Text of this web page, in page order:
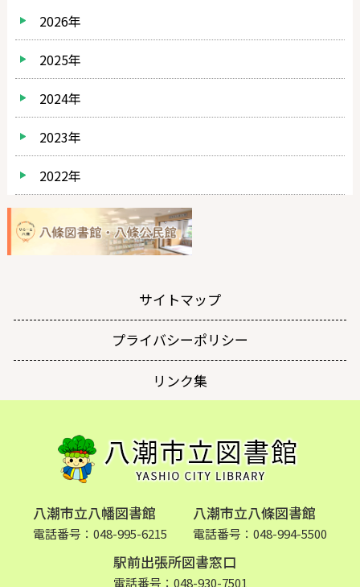
2026年
2025年
2024年
2023年
2022年
サイトマップ
プライバシーポリシー
リンク集
八潮市立八幡図書館
電話番号：048-995-6215
八潮市立八條図書館
電話番号：048-994-5500
駅前出張所図書窓口
電話番号：048-930-7501